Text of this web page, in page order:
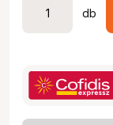
db